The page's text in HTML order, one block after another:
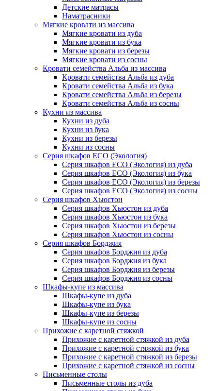
Детские матрасы
Наматрасники
Мягкие кровати из массива
Мягкие кровати из дуба
Мягкие кровати из бука
Мягкие кровати из березы
Мягкие кровати из сосны
Кровати семейства Альба из массива
Кровати семейства Альба из дуба
Кровати семейства Альба из бука
Кровати семейства Альба из березы
Кровати семейства Альба из сосны
Кухни из массива
Кухни из дуба
Кухни из бука
Кухни из березы
Кухни из сосны
Серия шкафов ECO (Экология)
Серия шкафов ECO (Экология) из дуба
Серия шкафов ECO (Экология) из бука
Серия шкафов ECO (Экология) из березы
Серия шкафов ECO (Экология) из сосны
Серия шкафов Хьюстон
Серия шкафов Хьюстон из дуба
Серия шкафов Хьюстон из бука
Серия шкафов Хьюстон из березы
Серия шкафов Хьюстон из сосны
Серия шкафов Борджия
Серия шкафов Борджия из дуба
Серия шкафов Борджия из бука
Серия шкафов Борджия из березы
Серия шкафов Борджия из сосны
Шкафы-купе из массива
Шкафы-купе из дуба
Шкафы-купе из бука
Шкафы-купе из березы
Шкафы-купе из сосны
Прихожие с каретной стяжкой
Прихожие с каретной стяжкой из дуба
Прихожие с каретной стяжкой из бука
Прихожие с каретной стяжкой из березы
Прихожие с каретной стяжкой из сосны
Письменные столы
Письменные столы из дуба